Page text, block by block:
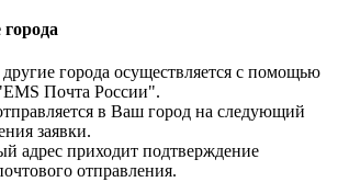
города осуществляется с помощью
Почта России".
в Ваш город на следующий
заявки.
адрес приходит подтверждение
отправления.